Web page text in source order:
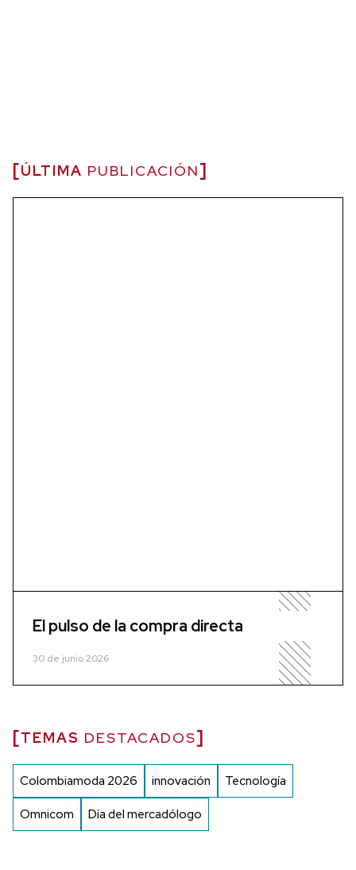
ÚLTIMA PUBLICACIÓN
El pulso de la compra directa
30 de junio 2026
TEMAS DESTACADOS
Colombiamoda 2026 innovación Tecnología
Omnicom Día del mercadólogo